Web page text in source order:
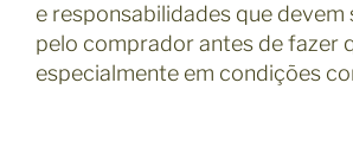
e responsabilidades que devem
pelo comprador antes de fazer
especialmente em condições